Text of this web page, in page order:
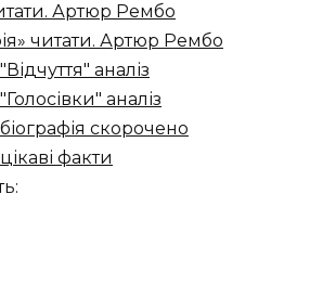
Артюр Рембо
читати. Артюр Рембо
аналіз
аналіз
скорочено
факти